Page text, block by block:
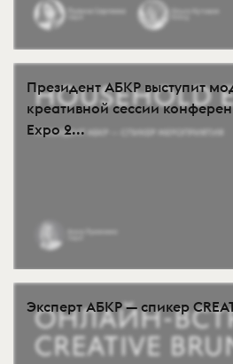
Президент АБКР выступит
креативной сессии
Expo 2...
Эксперт АБКР — спикер